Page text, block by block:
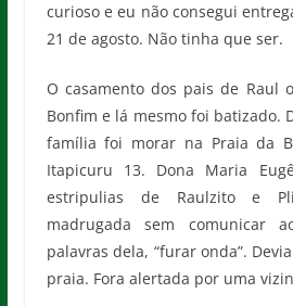
curioso e eu não consegui
21 de agosto. Não tinha que ser.
O casamento dos pais de Raul
Bonfim e lá mesmo foi batizado.
família foi morar na Praia da
Itapicuru 13. Dona Maria
estripulias de Raulzito e
madrugada sem comunicar
palavras dela, “furar onda”.
praia. Fora alertada por uma